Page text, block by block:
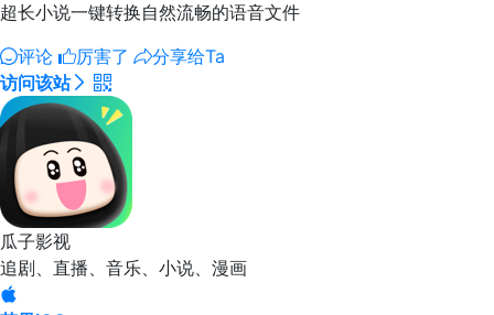
超长小说一键转换自然流畅的语音文件
评论
厉害了
分享给Ta
访问该站
瓜子影视
追剧、直播、音乐、小说、漫画